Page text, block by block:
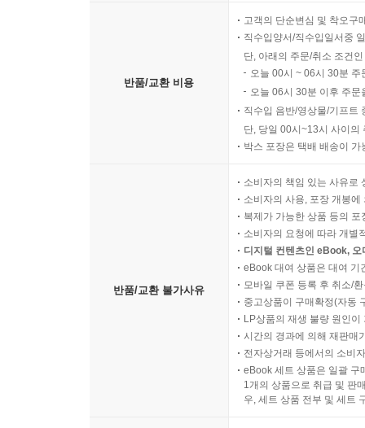
반품/교환 비용
고객의 단순변심 및 착오구
직수입양서/직수입일서중
단, 아래의 주문/취소 조건
오늘 00시 ~ 06시 30분
오늘 06시 30분 이후 주
직수입 음반/영상물/기프트
단, 당일 00시~13시 사이의
박스 포장은 택배 배송이
반품/교환 불가사유
소비자의 책임 있는 사유로
소비자의 사용, 포장 개봉
복제가 가능한 상품 등의
소비자의 요청에 따라 개별
디지털 컨텐츠인 eBook,
eBook 대여 상품은 대여 기
모바일 쿠폰 등록 후 취소/
중고상품이 구매확정(자동
LP상품의 재생 불량 원인
시간의 경과에 의해 재판매
전자상거래 등에서의 소비
eBook 세트 상품은 일괄 구
1개의 상품으로 취급 및 판
우, 세트 상품 전부 및 세트